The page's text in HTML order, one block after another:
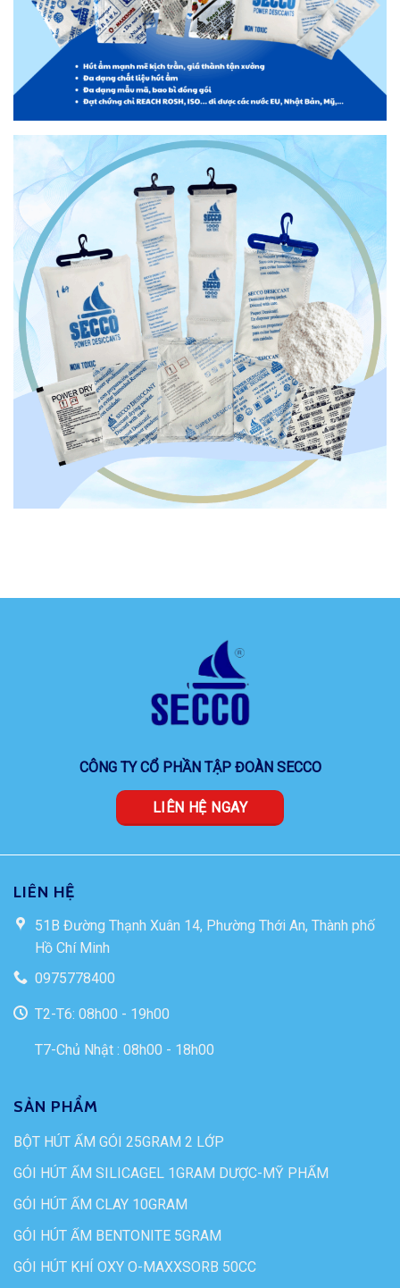
CÔNG TY CỔ PHẦN TẬP ĐOÀN SECCO
LIÊN HỆ NGAY
LIÊN HỆ
51B Đường Thạnh Xuân 14, Phường Thới An, Thành phố
Hồ Chí Minh
0975778400
T2-T6: 08h00 - 19h00
T7-Chủ Nhật : 08h00 - 18h00
SẢN PHẨM
BỘT HÚT ẨM GÓI 25GRAM 2 LỚP
GÓI HÚT ẨM SILICAGEL 1GRAM DƯỢC-MỸ PHẨM
GÓI HÚT ẨM CLAY 10GRAM
GÓI HÚT ẨM BENTONITE 5GRAM
GÓI HÚT KHÍ OXY O-MAXXSORB 50CC